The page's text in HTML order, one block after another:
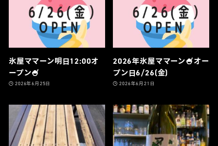
氷屋ママーン明日12:00オ
ープン🍧
2026年6月25日
2026年氷屋ママーン🍧オー
プン日6/26(金)
2026年6月21日